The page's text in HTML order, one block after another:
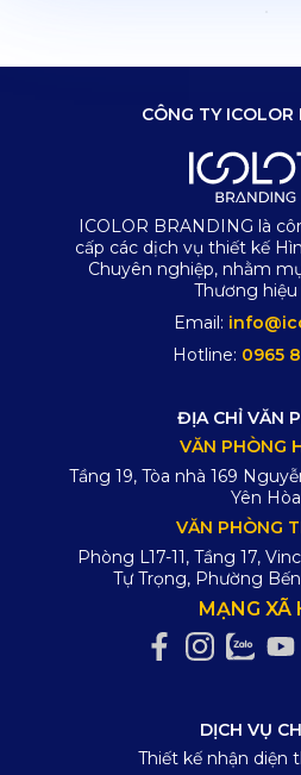
CÔNG TY ICOLOR
ICOLOR BRANDING là
cấp các dịch vụ thiết kế
Chuyên nghiệp, nhằm
Thương hiệu
Email:
Hotline: 0965
ĐỊA CHỈ VĂN
VĂN PHÒNG
Tầng 19, Tòa nhà 169
Yên Hòa
VĂN PHÒNG
Phòng L17-11, Tầng 17,
Tự Trọng, Phường
MẠNG XÃ
DỊCH VỤ
Thiết kế nhận diện